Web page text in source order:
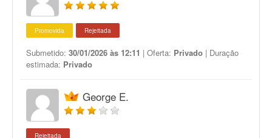
Promovida Rejeitada
Submetido: 30/01/2026 às 12:11 | Oferta: Privado | Duração
estimada: Privado
George E.
Rejeitada